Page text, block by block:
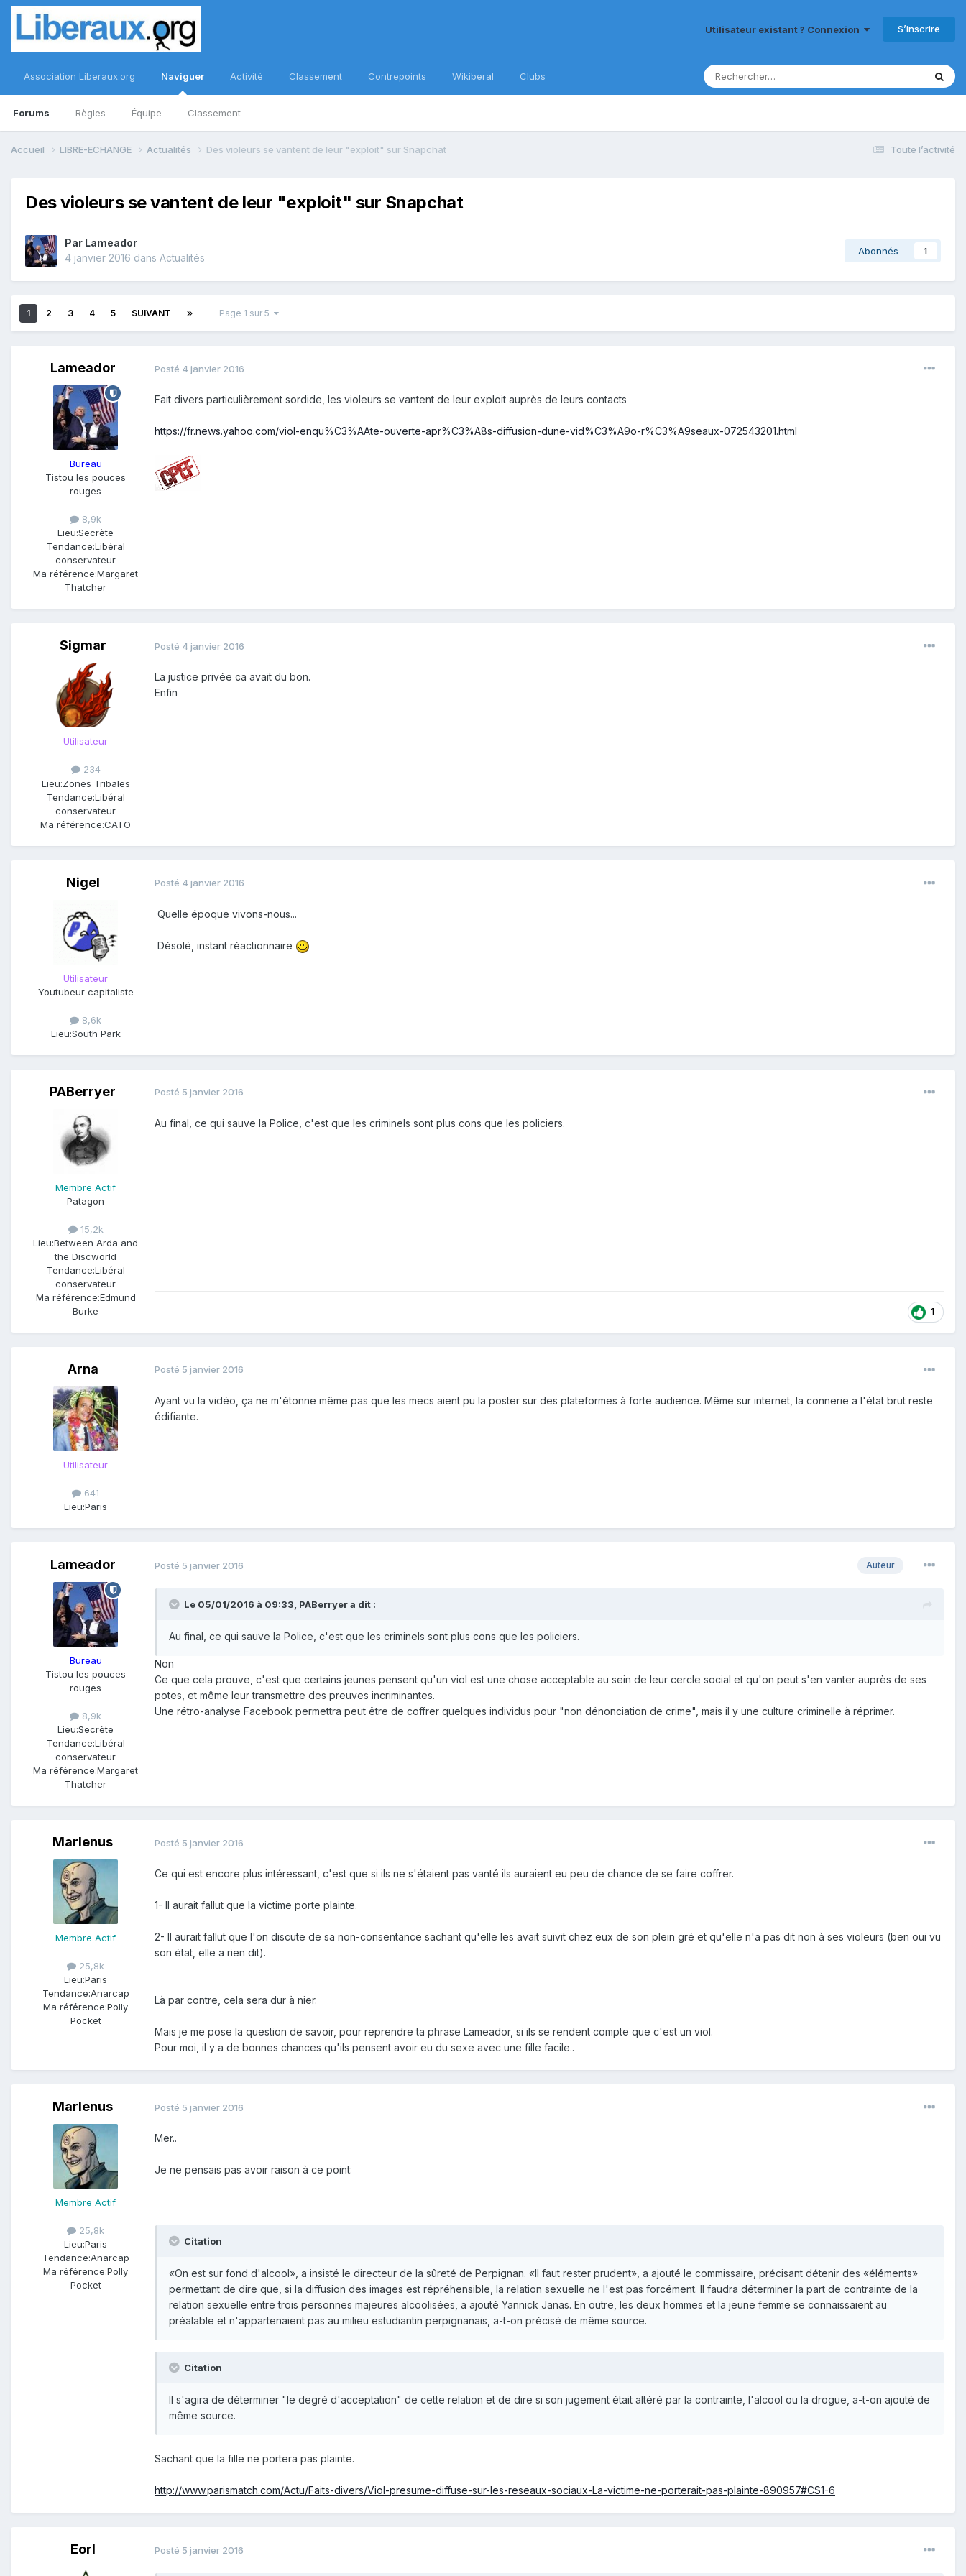
Utilisateur existant ? Connexion S’inscrire
Association Liberaux.org Naviguer
Forums Règles Équipe Classement
Activité Classement Contrepoints Wikiberal Clubs
Toute l’activité
Accueil LIBRE-ECHANGE Actualités Des violeurs se vantent de leur "exploit" sur Snapchat
Des violeurs se vantent de leur "exploit" sur Snapchat
Par Lameador
4 janvier 2016 dans Actualités
Abonnés 1
1 2 3 4 5 SUIVANT Page 1 sur 5
Lameador
Bureau
Tistou les pouces
rouges
8,9k
Lieu:Secrète
Tendance:Libéral
conservateur
Ma référence:Margaret
Thatcher
Posté 4 janvier 2016
Fait divers particulièrement sordide, les violeurs se vantent de leur exploit auprès de leurs contacts
https://fr.news.yahoo.com/viol-enqu%C3%AAte-ouverte-apr%C3%A8s-diffusion-dune-vid%C3%A9o-r%C3%A9seaux-072543201.html
Sigmar
Utilisateur
234
Lieu:Zones Tribales
Tendance:Libéral
conservateur
Ma référence:CATO
Posté 4 janvier 2016
La justice privée ca avait du bon.
Enfin
Nigel
Utilisateur
Youtubeur capitaliste
8,6k
Lieu:South Park
Posté 4 janvier 2016
Quelle époque vivons-nous...
Désolé, instant réactionnaire
PABerryer
Membre Actif
Patagon
15,2k
Lieu:Between Arda and
the Discworld
Tendance:Libéral
conservateur
Ma référence:Edmund
Burke
Posté 5 janvier 2016
Au final, ce qui sauve la Police, c'est que les criminels sont plus cons que les policiers.
1
Arna
Utilisateur
641
Lieu:Paris
Posté 5 janvier 2016
Ayant vu la vidéo, ça ne m'étonne même pas que les mecs aient pu la poster sur des plateformes à forte audience. Même sur internet, la connerie a l'état brut reste
édifiante.
Lameador
Bureau
Tistou les pouces
rouges
8,9k
Lieu:Secrète
Tendance:Libéral
conservateur
Ma référence:Margaret
Thatcher
Auteur
Posté 5 janvier 2016
Le 05/01/2016 à 09:33, PABerryer a dit :
Au final, ce qui sauve la Police, c'est que les criminels sont plus cons que les policiers.
Non
Ce que cela prouve, c'est que certains jeunes pensent qu'un viol est une chose acceptable au sein de leur cercle social et qu'on peut s'en vanter auprès de ses
potes, et même leur transmettre des preuves incriminantes.
Une rétro-analyse Facebook permettra peut être de coffrer quelques individus pour "non dénonciation de crime", mais il y une culture criminelle à réprimer.
Marlenus
Membre Actif
25,8k
Lieu:Paris
Tendance:Anarcap
Ma référence:Polly
Pocket
Posté 5 janvier 2016
Ce qui est encore plus intéressant, c'est que si ils ne s'étaient pas vanté ils auraient eu peu de chance de se faire coffrer.
1- Il aurait fallut que la victime porte plainte.
2- Il aurait fallut que l'on discute de sa non-consentance sachant qu'elle les avait suivit chez eux de son plein gré et qu'elle n'a pas dit non à ses violeurs (ben oui vu
son état, elle a rien dit).
Là par contre, cela sera dur à nier.
Mais je me pose la question de savoir, pour reprendre ta phrase Lameador, si ils se rendent compte que c'est un viol.
Pour moi, il y a de bonnes chances qu'ils pensent avoir eu du sexe avec une fille facile..
Marlenus
Membre Actif
25,8k
Lieu:Paris
Tendance:Anarcap
Ma référence:Polly
Pocket
Posté 5 janvier 2016
Mer..
Je ne pensais pas avoir raison à ce point:
Citation
«On est sur fond d'alcool», a insisté le directeur de la sûreté de Perpignan. «Il faut rester prudent», a ajouté le commissaire, précisant détenir des «éléments»
permettant de dire que, si la diffusion des images est répréhensible, la relation sexuelle ne l'est pas forcément. Il faudra déterminer la part de contrainte de la
relation sexuelle entre trois personnes majeures alcoolisées, a ajouté Yannick Janas. En outre, les deux hommes et la jeune femme se connaissaient au
préalable et n'appartenaient pas au milieu estudiantin perpignanais, a-t-on précisé de même source.
Citation
Il s'agira de déterminer "le degré d'acceptation" de cette relation et de dire si son jugement était altéré par la contrainte, l'alcool ou la drogue, a-t-on ajouté de
même source.
Sachant que la fille ne portera pas plainte.
http://www.parismatch.com/Actu/Faits-divers/Viol-presume-diffuse-sur-les-reseaux-sociaux-La-victime-ne-porterait-pas-plainte-890957#CS1-6
Eorl Posté 5 janvier 2016